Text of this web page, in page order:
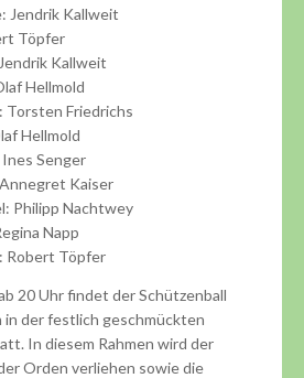
Jendrik Kallweit
Töpfer
Kallweit
Hellmold
Torsten Friedrichs
Hellmold
Senger
Kaiser
Philipp Nachtwey
Napp
Robert Töpfer
20 Uhr findet der Schützenball
in der festlich geschmückten
In diesem Rahmen wird der
Orden verliehen sowie die